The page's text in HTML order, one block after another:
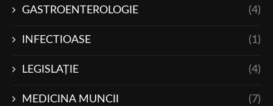
GASTROENTEROLOGIE (4)
INFECTIOASE (1)
LEGISLAŢIE (4)
MEDICINA MUNCII (7)